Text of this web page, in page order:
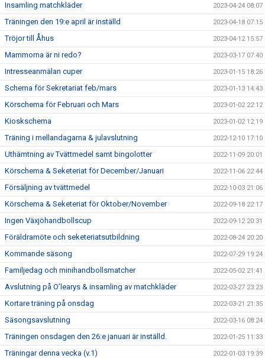
Insamling matchkläder 2023-04-24 08:07
Träningen den 19:e april är inställd 2023-04-18 07:15
Tröjor till Åhus 2023-04-12 15:57
Mammorna är ni redo? 2023-03-17 07:40
Intresseanmälan cuper 2023-01-15 18:26
Schema för Sekretariat feb/mars 2023-01-13 14:43
Körschema för Februari och Mars 2023-01-02 22:12
Kioskschema 2023-01-02 12:19
Träning i mellandagarna & julavslutning 2022-12-10 17:10
Uthämtning av Tvättmedel samt bingolotter 2022-11-09 20:01
Körschema & Seketeriat för December/Januari 2022-11-06 22:44
Försäljning av tvättmedel 2022-10-03 21:06
Körschema & Seketeriat för Oktober/November 2022-09-18 22:17
Ingen Växjöhandbollscup 2022-09-12 20:31
Föräldramöte och seketeriatsutbildning 2022-08-24 20:20
Kommande säsong 2022-07-29 19:24
Familjedag och minihandbollsmatcher 2022-05-02 21:41
Avslutning på O’learys & insamling av matchkläder 2022-03-27 23:23
Kortare träning på onsdag 2022-03-21 21:35
Säsongsavslutning 2022-03-16 08:24
Träningen onsdagen den 26:e januari är inställd. 2022-01-25 11:33
Träningar denna vecka (v.1) 2022-01-03 19:39